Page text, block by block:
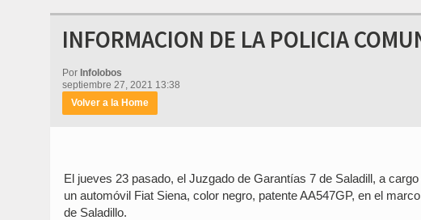
INFORMACION DE LA POLICIA
Por Infolobos
septiembre 27, 2021 13:38
Volver a la Home
El jueves 23 pasado, el Juzgado de Garantías 7 de Saladill, a
un automóvil Fiat Siena, color negro, patente AA547GP, en el
de Saladillo.